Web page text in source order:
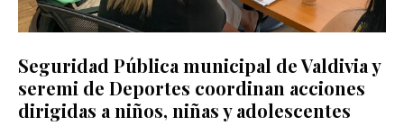
Seguridad Pública municipal de Valdivia y
seremi de Deportes coordinan acciones
dirigidas a niños, niñas y adolescentes